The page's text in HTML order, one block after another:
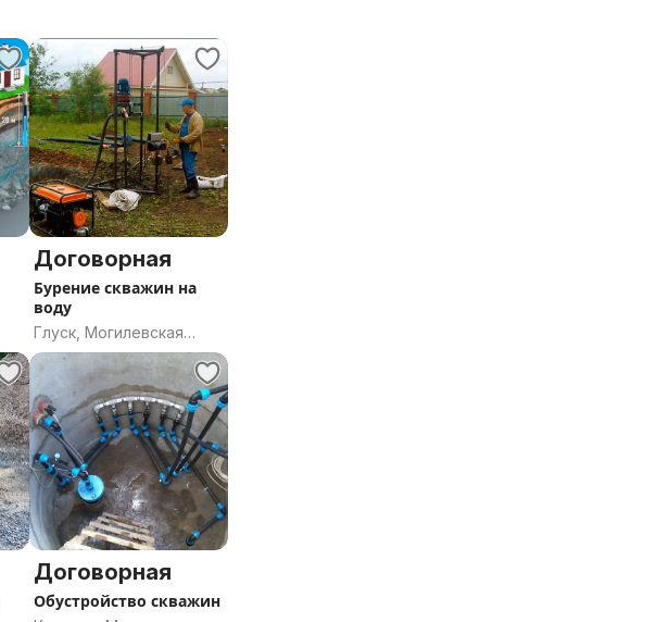
Договорная
Бурение скважин на
воду
Глуск, Могилевская
область
Договорная
Обустройство скважин